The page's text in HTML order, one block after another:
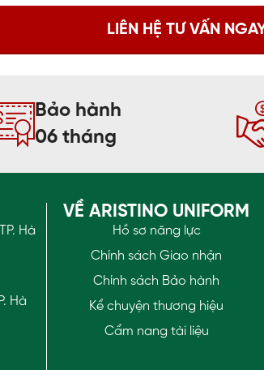
Bảo hành
06 tháng
Hà
Hà
VỀ ARISTINO UNIFORM
Hồ sơ năng lực
Chính sách Giao nhận
Chính sách Bảo hành
Kể chuyện thương hiệu
Cẩm nang tài liệu